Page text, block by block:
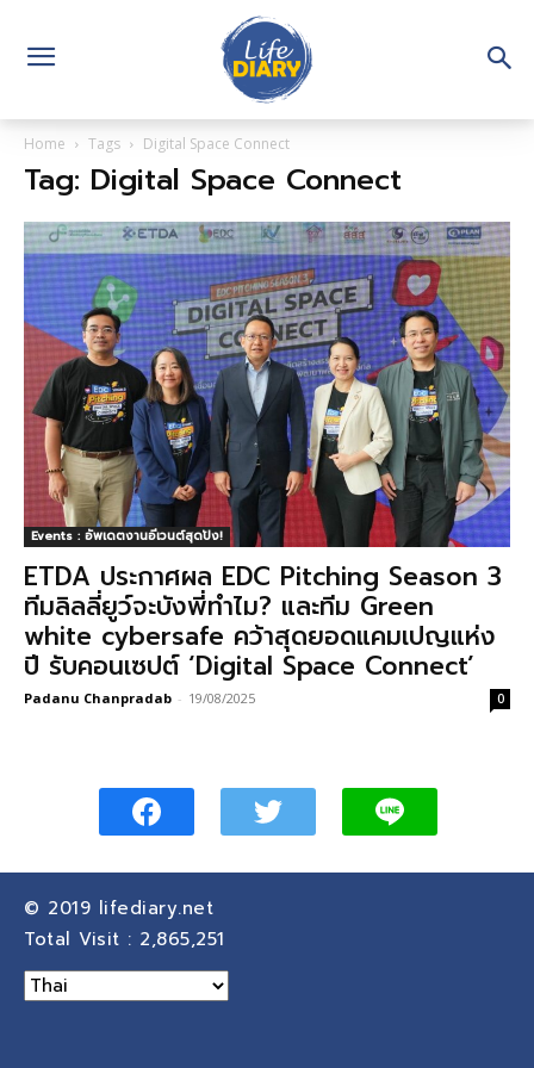
Home Tags Digital Space Connect
Tag: Digital Space Connect
Events : อัพเดตงานอีเวนต์สุดปัง!
ETDA ประกาศผล EDC Pitching Season 3
ทีมลิลลี่ยูว์จะบังพี่ทำไม? และทีม Green
white cybersafe คว้าสุดยอดแคมเปญแห่ง
ปี รับคอนเซปต์ ‘Digital Space Connect’
Padanu Chanpradab - 19/08/2025 0
© 2019 lifediary.net
Total Visit : 2,865,251